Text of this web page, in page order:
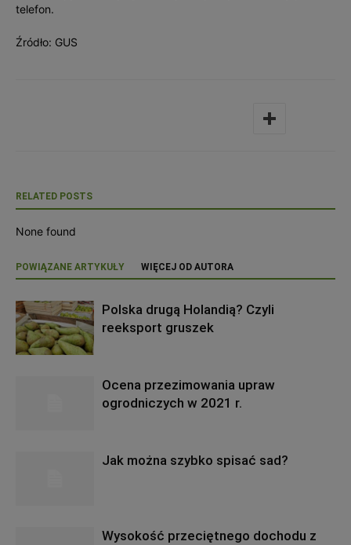
telefon.
Źródło: GUS
RELATED POSTS
None found
POWIĄZANE ARTYKUŁY WIĘCEJ OD AUTORA
Polska drugą Holandią? Czyli
reeksport gruszek
Ocena przezimowania upraw
ogrodniczych w 2021 r.
Jak można szybko spisać sad?
Wysokość przeciętnego dochodu z